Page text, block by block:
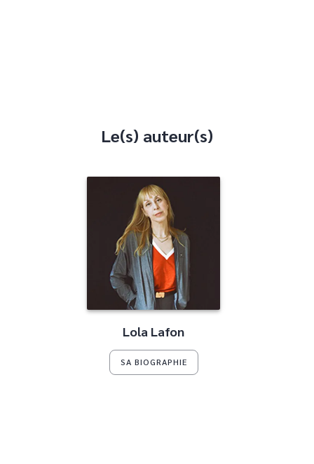
Le(s) auteur(s)
Lola Lafon
SA BIOGRAPHIE